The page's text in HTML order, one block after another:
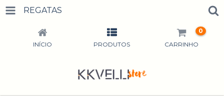
REGATAS
INÍCIO PRODUTOS CARRINHO
0